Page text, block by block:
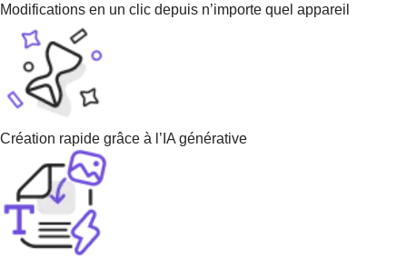
Modifications en un clic depuis n’importe quel appareil
Création rapide grâce à l’IA générative